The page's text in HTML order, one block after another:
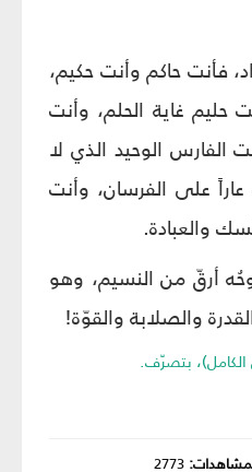
فأنت حاكم وأنت حكيم،
حليم غاية الحلم، وأنت
الفارس الوحيد الذي لا
على الفرسان، وأنت
والعبادة.
أرقّ من النسيم، وهو
والصلابة والقوّة!
بتصرّف.
2773